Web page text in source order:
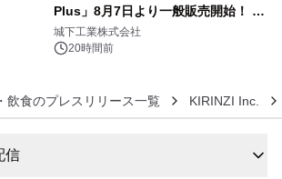
Plus」8月7日より一般販売開始！ ケ
ーブル1本つなぐだけ、テレビの音が
ぐっと豊かに
城下工業株式会社
20時間前
飲食のプレスリリース一覧 KIRINZI Inc.
信